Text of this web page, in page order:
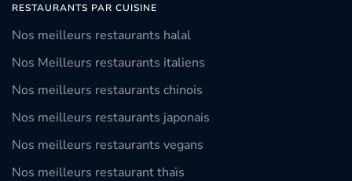
RESTAURANTS PAR CUISINE
Nos meilleurs restaurants halal
Nos Meilleurs restaurants italiens
Nos meilleurs restaurants chinois
Nos meilleurs restaurants japonais
Nos meilleurs restaurants vegans
Nos meilleurs restaurant thaïs